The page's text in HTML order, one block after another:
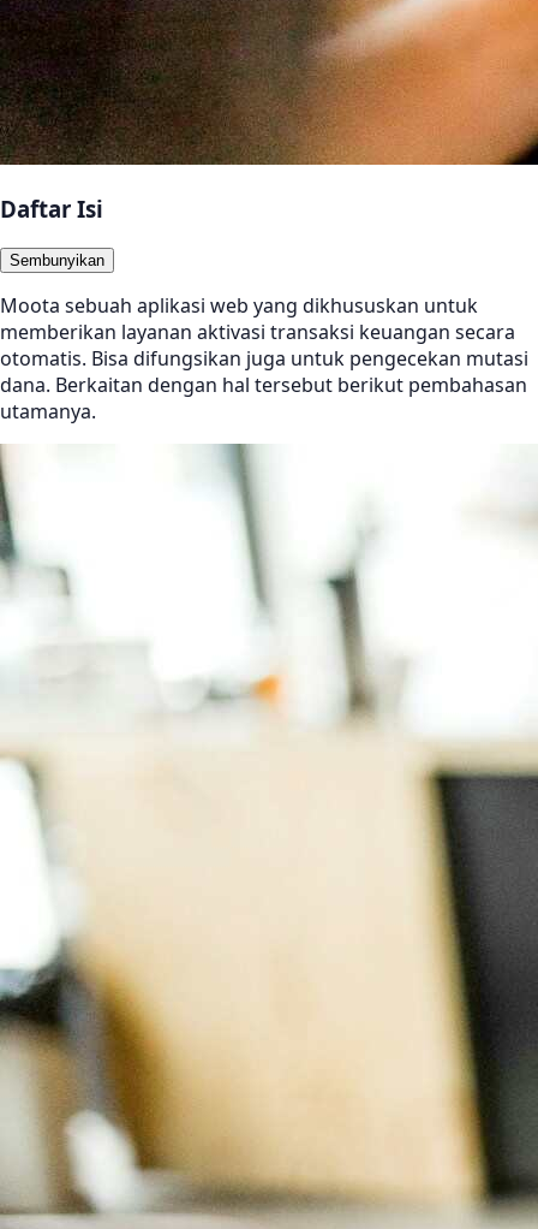
Daftar Isi
Sembunyikan
Moota sebuah aplikasi web yang dikhususkan untuk
memberikan layanan aktivasi transaksi keuangan secara
otomatis. Bisa difungsikan juga untuk pengecekan mutasi
dana. Berkaitan dengan hal tersebut berikut pembahasan
utamanya.